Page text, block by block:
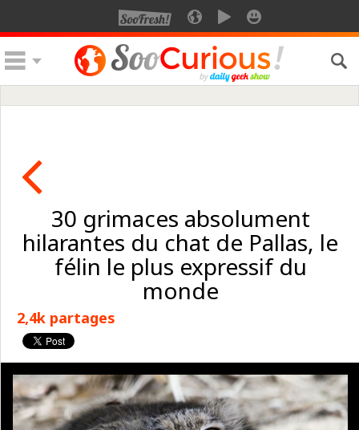
30 grimaces absolument
hilarantes du chat de Pallas, le
félin le plus expressif du
monde
2,4k partages